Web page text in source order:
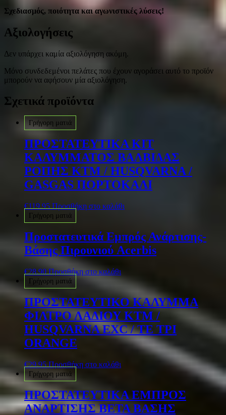
Σχεδιασμός, ποιότητα και αγωνιστικές λύσεις!
Αξιολογήσεις
Δεν υπάρχει καμία αξιολόγηση ακόμη.
Μόνο συνδεδεμένοι πελάτες που έχουν αγοράσει αυτό το προϊόν
μπορούν να αφήσουν μία αξιολόγηση.
Σχετικά προϊόντα
Γρήγορη ματιά
ΠΡΟΣΤΑΤΕΥΤΙΚΑ ΚΙΤ
ΚΑΛΥΜΜΑΤΟΣ ΒΑΛΒΙΔΑΣ
ΡΟΠΗΣ ΚΤΜ / HUSQVARNA /
GASGAS ΠΟΡΤΟΚΑΛΙ
€119.95 Προσθήκη στο καλάθι
Γρήγορη ματιά
Προστατευτικά Εμπρός Ανάρτισης-
Βάσης Πιρουνιού Acerbis
€28.90 Προσθήκη στο καλάθι
Γρήγορη ματιά
ΠΡΟΣΤΑΤΕΥΤΙΚΟ ΚΑΛΥΜΜΑ
ΦΙΛΤΡΟ ΛΑΔΙΟΥ KTM /
HUSQVARNA EXC / TE TPI
ORANGE
€29.95 Προσθήκη στο καλάθι
Γρήγορη ματιά
ΠΡΟΣΤΑΤΕΥΤΙΚΑ ΕΜΠΡΟΣ
ΑΝΑΡΤΙΣΗΣ BETA ΒΑΣΗΣ